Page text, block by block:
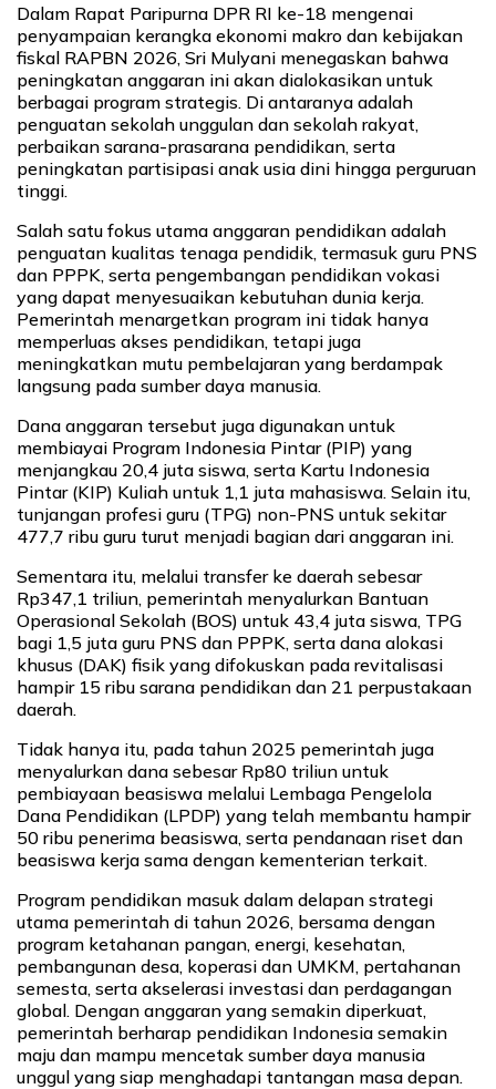
Dalam Rapat Paripurna DPR RI ke-18 mengenai
penyampaian kerangka ekonomi makro dan kebijakan
fiskal RAPBN 2026, Sri Mulyani menegaskan bahwa
peningkatan anggaran ini akan dialokasikan untuk
berbagai program strategis. Di antaranya adalah
penguatan sekolah unggulan dan sekolah rakyat,
perbaikan sarana-prasarana pendidikan, serta
peningkatan partisipasi anak usia dini hingga perguruan
tinggi.
Salah satu fokus utama anggaran pendidikan adalah
penguatan kualitas tenaga pendidik, termasuk guru PNS
dan PPPK, serta pengembangan pendidikan vokasi
yang dapat menyesuaikan kebutuhan dunia kerja.
Pemerintah menargetkan program ini tidak hanya
memperluas akses pendidikan, tetapi juga
meningkatkan mutu pembelajaran yang berdampak
langsung pada sumber daya manusia.
Dana anggaran tersebut juga digunakan untuk
membiayai Program Indonesia Pintar (PIP) yang
menjangkau 20,4 juta siswa, serta Kartu Indonesia
Pintar (KIP) Kuliah untuk 1,1 juta mahasiswa. Selain itu,
tunjangan profesi guru (TPG) non-PNS untuk sekitar
477,7 ribu guru turut menjadi bagian dari anggaran ini.
Sementara itu, melalui transfer ke daerah sebesar
Rp347,1 triliun, pemerintah menyalurkan Bantuan
Operasional Sekolah (BOS) untuk 43,4 juta siswa, TPG
bagi 1,5 juta guru PNS dan PPPK, serta dana alokasi
khusus (DAK) fisik yang difokuskan pada revitalisasi
hampir 15 ribu sarana pendidikan dan 21 perpustakaan
daerah.
Tidak hanya itu, pada tahun 2025 pemerintah juga
menyalurkan dana sebesar Rp80 triliun untuk
pembiayaan beasiswa melalui Lembaga Pengelola
Dana Pendidikan (LPDP) yang telah membantu hampir
50 ribu penerima beasiswa, serta pendanaan riset dan
beasiswa kerja sama dengan kementerian terkait.
Program pendidikan masuk dalam delapan strategi
utama pemerintah di tahun 2026, bersama dengan
program ketahanan pangan, energi, kesehatan,
pembangunan desa, koperasi dan UMKM, pertahanan
semesta, serta akselerasi investasi dan perdagangan
global. Dengan anggaran yang semakin diperkuat,
pemerintah berharap pendidikan Indonesia semakin
maju dan mampu mencetak sumber daya manusia
unggul yang siap menghadapi tantangan masa depan.